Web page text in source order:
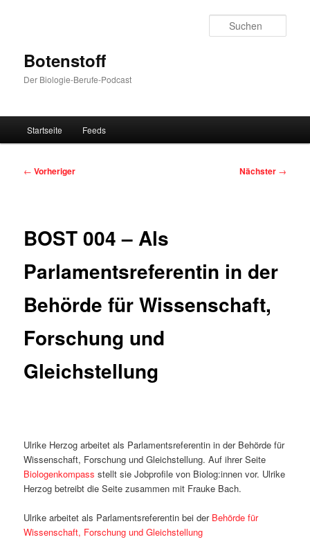
Botenstoff
Der Biologie-Berufe-Podcast
Startseite Feeds
Beitragsnavigation
← Vorheriger Nächster →
BOST 004 – Als
Parlamentsreferentin in der
Behörde für Wissenschaft,
Forschung und
Gleichstellung
Ulrike Herzog arbeitet als Parlamentsreferentin in der Behörde für
Wissenschaft, Forschung und Gleichstellung. Auf ihrer Seite
Biologenkompass stellt sie Jobprofile von Biolog:innen vor. Ulrike
Herzog betreibt die Seite zusammen mit Frauke Bach.
Ulrike arbeitet als Parlamentsreferentin bei der Behörde für
Wissenschaft, Forschung und Gleichstellung